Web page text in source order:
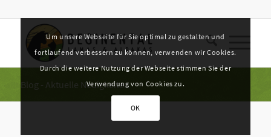
Blog - Aktuelle Neuigkeiten
Um unsere Webseite für Sie optimal zu gestalten und
fortlaufend verbessern zu können, verwenden wir Cookies.
Durch die weitere Nutzung der Webseite stimmen Sie der
Verwendung von Cookies zu.
OK